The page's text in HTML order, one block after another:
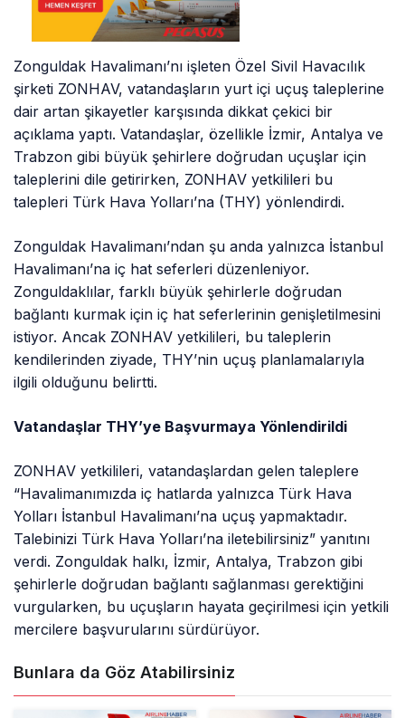
Zonguldak Havalimanı’nı işleten Özel Sivil Havacılık
şirketi ZONHAV, vatandaşların yurt içi uçuş taleplerine
dair artan şikayetler karşısında dikkat çekici bir
açıklama yaptı. Vatandaşlar, özellikle İzmir, Antalya ve
Trabzon gibi büyük şehirlere doğrudan uçuşlar için
taleplerini dile getirirken, ZONHAV yetkilileri bu
talepleri Türk Hava Yolları’na (THY) yönlendirdi.
Zonguldak Havalimanı’ndan şu anda yalnızca İstanbul
Havalimanı’na iç hat seferleri düzenleniyor.
Zonguldaklılar, farklı büyük şehirlerle doğrudan
bağlantı kurmak için iç hat seferlerinin genişletilmesini
istiyor. Ancak ZONHAV yetkilileri, bu taleplerin
kendilerinden ziyade, THY’nin uçuş planlamalarıyla
ilgili olduğunu belirtti.
Vatandaşlar THY’ye Başvurmaya Yönlendirildi
ZONHAV yetkilileri, vatandaşlardan gelen taleplere
“Havalimanımızda iç hatlarda yalnızca Türk Hava
Yolları İstanbul Havalimanı’na uçuş yapmaktadır.
Talebinizi Türk Hava Yolları’na iletebilirsiniz” yanıtını
verdi. Zonguldak halkı, İzmir, Antalya, Trabzon gibi
şehirlerle doğrudan bağlantı sağlanması gerektiğini
vurgularken, bu uçuşların hayata geçirilmesi için yetkili
mercilere başvurularını sürdürüyor.
Bunlara da Göz Atabilirsiniz